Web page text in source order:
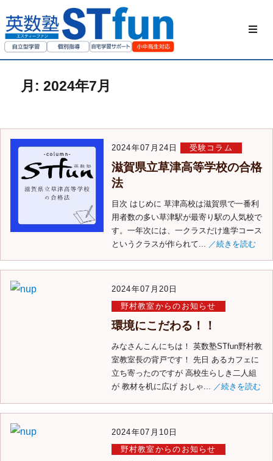
HOME
私たちについて
ご家庭の方へ
授業動画
お問い合わせ
月:2024年7月
2024年07月24日 受験コラム
滋賀県立草津高等学校の合格
法
目次 はじめに 草津高校は滋賀県で一番利
用者数の多い草津駅が最寄り駅の人気校で
す。一年次には、一クラスだけ進学コース
というクラスが作られて...
／続きを読む
2024年07月20日
野村教室からのお知らせ
環境にこだわる！！
みなさんこんにちは！ 英数塾STfun野村教
室教室長の背戸です！ 先日 あるカフェに
立ち寄ったのですが 高校生らしき二人組
が 教材を机に広げ おしゃ... ／続きを読む
2024年07月10日
野村教室からのお知らせ